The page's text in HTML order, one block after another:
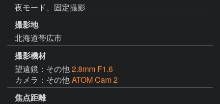
夜モード、固定撮影
撮影地
北海道帯広市
撮影機材
望遠鏡：その他2.8mm F1.6
カメラ：その他ATOM Cam 2
焦点距離